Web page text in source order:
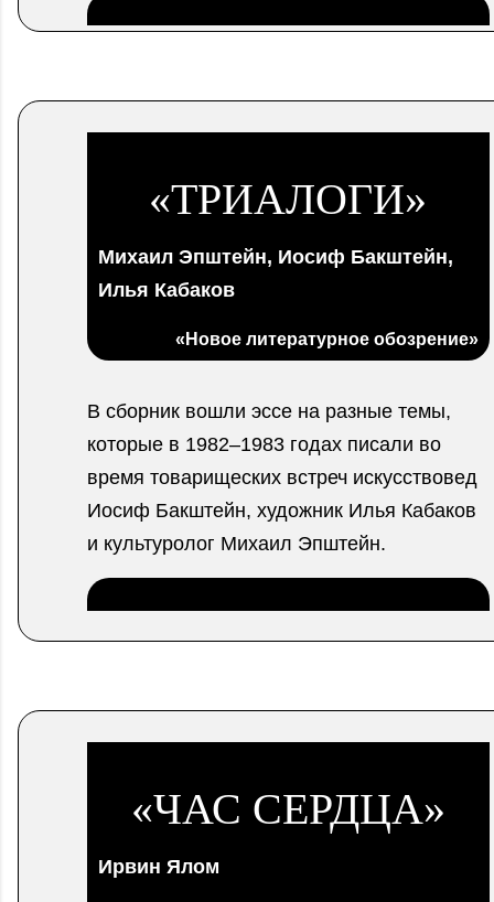
.
«ТРИАЛОГИ»
Михаил Эпштейн, Иосиф Бакштейн,
Илья Кабаков
«Новое литературное обозрение»
В сборник вошли эссе на разные темы,
которые в 1982–1983 годах писали во
время товарищеских встреч искусствовед
Иосиф Бакштейн, художник Илья Кабаков
и культуролог Михаил Эпштейн.
.
«ЧАС СЕРДЦА»
Ирвин Ялом